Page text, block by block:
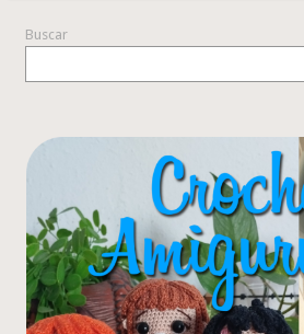
Buscar